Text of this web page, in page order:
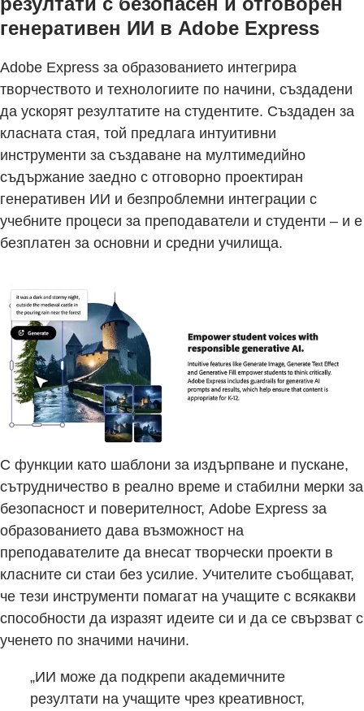
генеративен ИИ в Adobe Express
Adobe Express за образованието интегрира
творчеството и технологиите по начини, създадени
да ускорят резултатите на студентите. Създаден за
класната стая, той предлага интуитивни
инструменти за създаване на мултимедийно
съдържание заедно с отговорно проектиран
генеративен ИИ и безпроблемни интеграции с
учебните процеси за преподаватели и студенти – и е
безплатен за основни и средни училища.
С функции като шаблони за издърпване и пускане,
сътрудничество в реално време и стабилни мерки за
безопасност и поверителност, Adobe Express за
образованието дава възможност на
преподавателите да внесат творчески проекти в
класните си стаи без усилие. Учителите съобщават,
че тези инструменти помагат на учащите с всякакви
способности да изразят идеите си и да се свързват с
ученето по значими начини.
„ИИ може да подкрепи академичните
резултати на учащите чрез креативност,